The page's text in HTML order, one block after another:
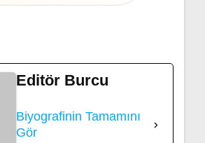
Editör Burcu
Biyografinin Tamamını
Gör